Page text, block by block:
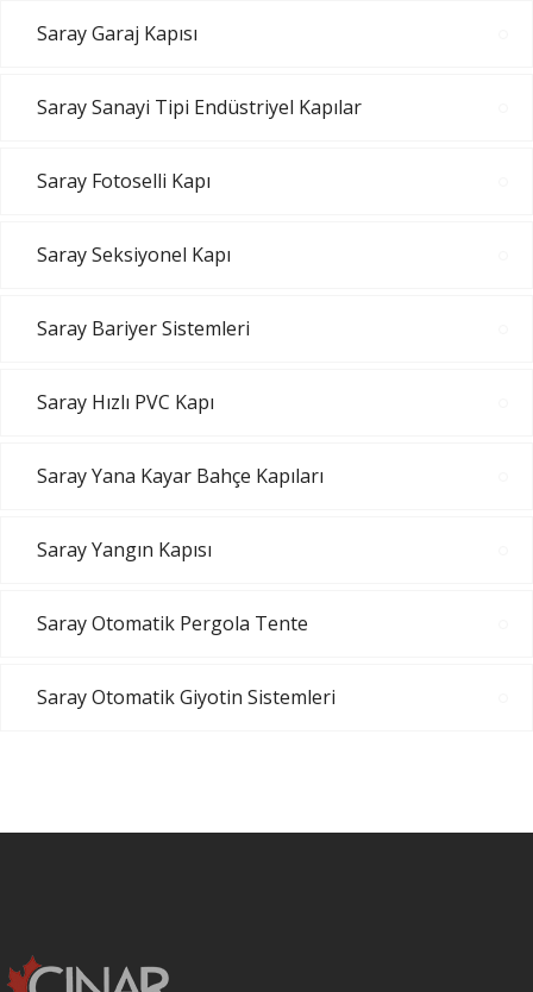
Saray Garaj Kapısı
Saray Sanayi Tipi Endüstriyel Kapılar
Saray Fotoselli Kapı
Saray Seksiyonel Kapı
Saray Bariyer Sistemleri
Saray Hızlı PVC Kapı
Saray Yana Kayar Bahçe Kapıları
Saray Yangın Kapısı
Saray Otomatik Pergola Tente
Saray Otomatik Giyotin Sistemleri